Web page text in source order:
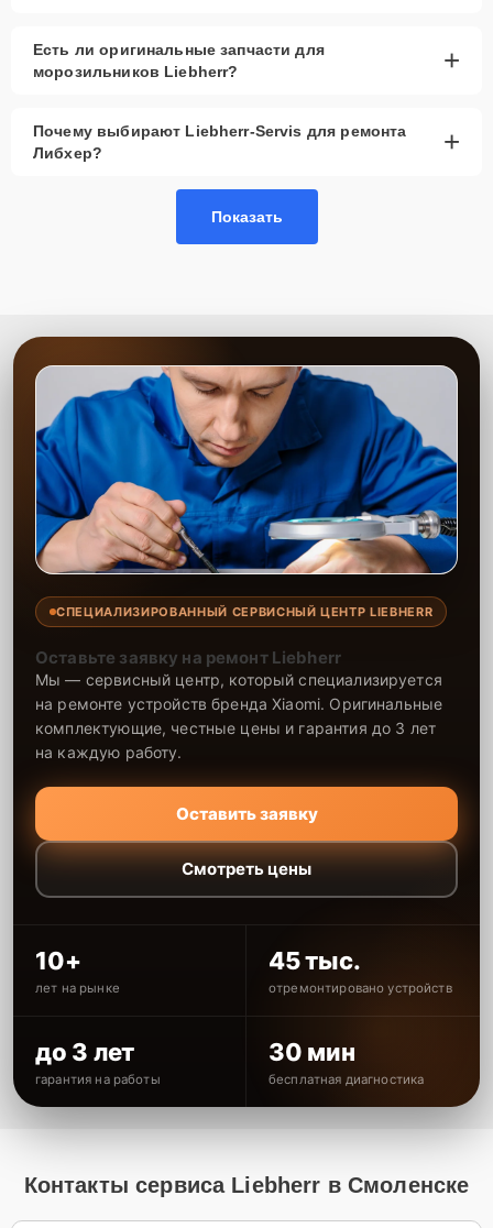
Есть ли оригинальные запчасти для
морозильников Liebherr?
+
Почему выбирают Liebherr-Servis для ремонта
Либхер?
+
Показать
СПЕЦИАЛИЗИРОВАННЫЙ СЕРВИСНЫЙ ЦЕНТР LIEBHERR
Оставьте заявку на ремонт Liebherr
Мы — сервисный центр, который специализируется
на ремонте устройств бренда Xiaomi. Оригинальные
комплектующие, честные цены и гарантия до 3 лет
на каждую работу.
Оставить заявку
Смотреть цены
10+
лет на рынке
45 тыс.
отремонтировано устройств
до 3 лет
гарантия на работы
30 мин
бесплатная диагностика
Контакты сервиса Liebherr в Смоленске